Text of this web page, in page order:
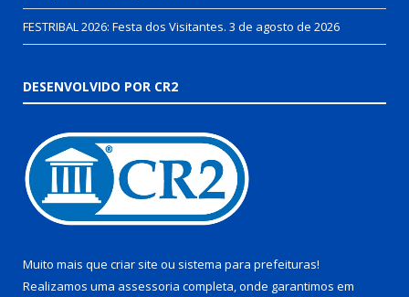
FESTRIBAL 2026: Festa dos Visitantes. 3 de agosto de 2026
DESENVOLVIDO POR CR2
Muito mais que criar site ou sistema para prefeituras!
Realizamos uma assessoria completa, onde garantimos em